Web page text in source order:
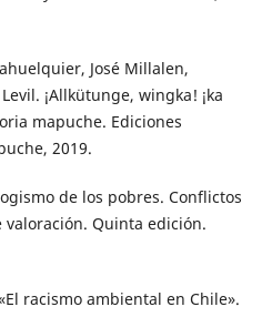
José Millalen,
¡Allkütunge, wingka! ¡ka
mapuche. Ediciones
2019.
de los pobres. Conflictos
Quinta edición.
racismo ambiental en Chile».